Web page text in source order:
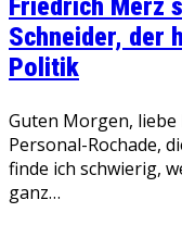
Friedrich Merz
Schneider, der
Politik
Guten Morgen, liebe
Personal-Rochade,
finde ich schwierig,
ganz…